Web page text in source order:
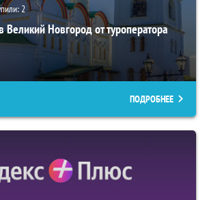
2
Великий Новгород от туроператора
ПОДРОБНЕЕ